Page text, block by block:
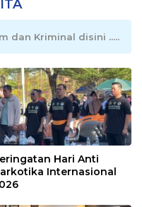
dan Kriminal disini .....
Hari Anti
Internasional